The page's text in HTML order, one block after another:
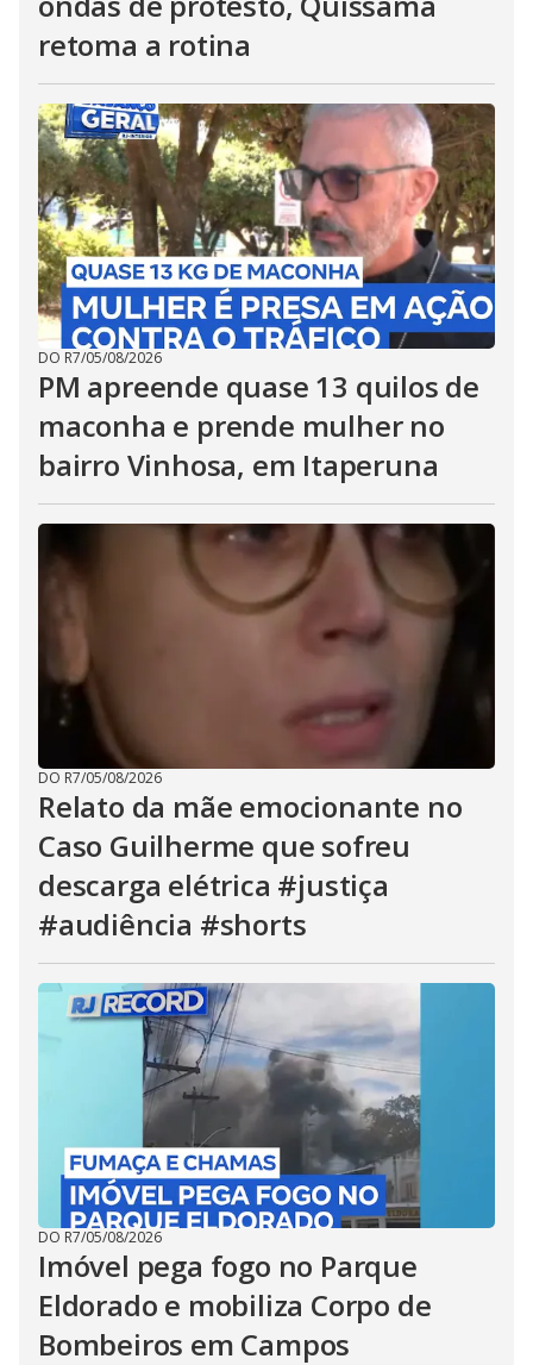
retoma a rotina
DO R7/05/08/2026
PM apreende quase 13 quilos de
maconha e prende mulher no
bairro Vinhosa, em Itaperuna
DO R7/05/08/2026
Relato da mãe emocionante no
Caso Guilherme que sofreu
descarga elétrica #justiça
#audiência #shorts
DO R7/05/08/2026
Imóvel pega fogo no Parque
Eldorado e mobiliza Corpo de
Bombeiros em Campos